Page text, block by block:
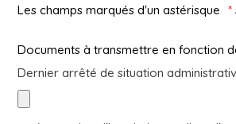
Les champs marqués d'un astérisque *
Documents à transmettre en fonction
Dernier arrêté de situation